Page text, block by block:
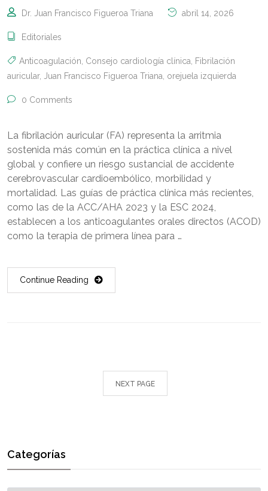
Dr. Juan Francisco Figueroa Triana abril 14, 2026
Editoriales
Anticoagulación Consejo cardiología clínica
Fibrilación
auricular, Juan Francisco Figueroa Triana orejuela izquierda
0 Comments
La fibrilación auricular (FA) representa la arritmia
sostenida más común en la práctica clínica a nivel
global y confiere un riesgo sustancial de accidente
cerebrovascular cardioembólico, morbilidad y
mortalidad. Las guías de práctica clínica más recientes,
como las de la ACC/AHA 2023 y la ESC 2024,
establecen a los anticoagulantes orales directos (ACOD)
como la terapia de primera línea para …
Continue Reading
NEXT PAGE
Categorías